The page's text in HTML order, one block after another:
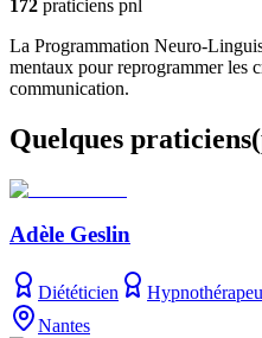
172 praticiens pnl
La Programmation Neuro-
mentaux pour reprogrammer les
communication.
Quelques praticiens(
Adèle Geslin
Diététicien
Nantes